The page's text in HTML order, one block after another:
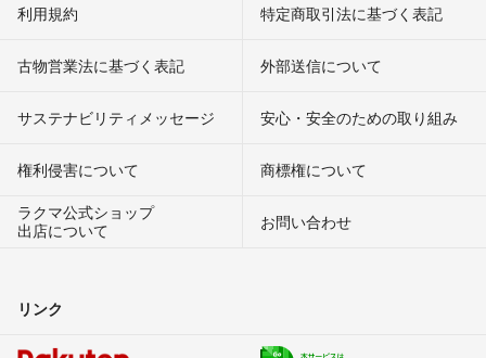
利用規約 特定商取引法に基づく表記
古物営業法に基づく表記 外部送信について
サステナビリティメッセージ 安心・安全のための取り組み
権利侵害について
商標権について
ラクマ公式ショップ
出店について
お問い合わせ
リンク